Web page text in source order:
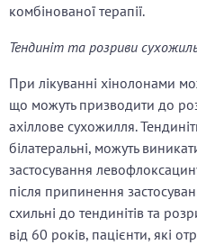
комбінованої терапії.
Тендиніт та розриви
При лікуванні хінолонами
що можуть призводити до
ахіллове сухожилля.
білатеральні, можуть
застосування
після припинення
схильні до тендинітів та
від 60 років, пацієнти, які